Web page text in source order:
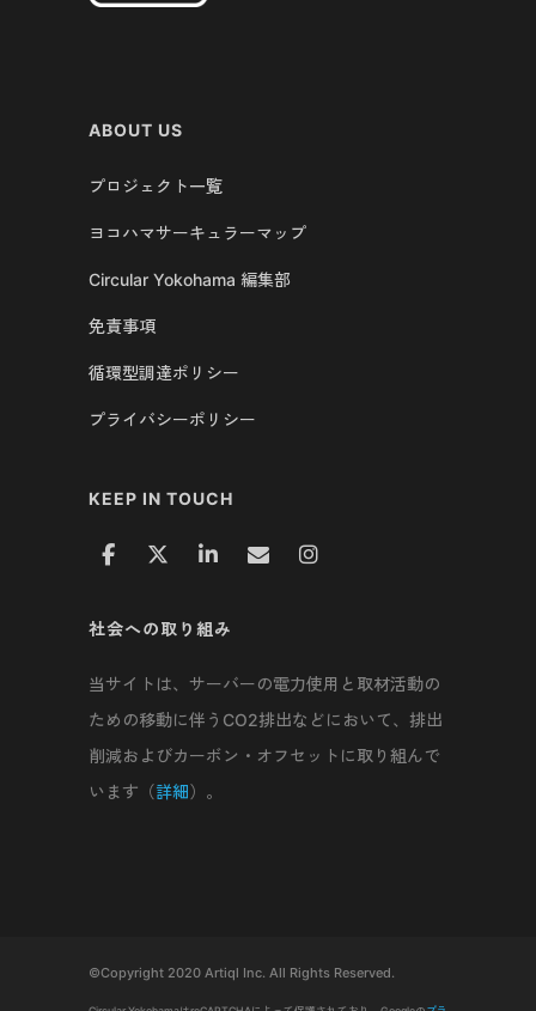
ABOUT US
プロジェクト一覧
ヨコハマサーキュラーマップ
Circular Yokohama 編集部
免責事項
循環型調達ポリシー
プライバシーポリシー
KEEP IN TOUCH
社会への取り組み
当サイトは、サーバーの電力使用と取材活動の
ための移動に伴うCO2排出などにおいて、排出
削減およびカーボン・オフセットに取り組んで
います（詳細）。
©Copyright 2020 Artiql Inc. All Rights Reserved.